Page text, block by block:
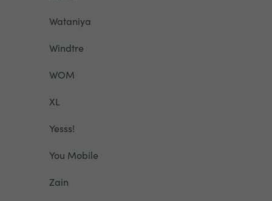
Wataniya
Windtre
WOM
XL
Yesss!
You Mobile
Zain